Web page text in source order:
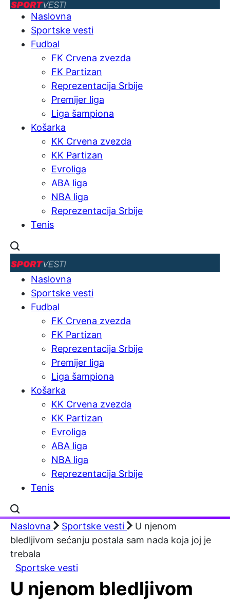
Naslovna
Sportske vesti
Fudbal
FK Crvena zvezda
FK Partizan
Reprezentacija Srbije
Premijer liga
Liga šampiona
Košarka
KK Crvena zvezda
KK Partizan
Evroliga
ABA liga
NBA liga
Reprezentacija Srbije
Tenis
Naslovna
Sportske vesti
Fudbal
FK Crvena zvezda
FK Partizan
Reprezentacija Srbije
Premijer liga
Liga šampiona
Košarka
KK Crvena zvezda
KK Partizan
Evroliga
ABA liga
NBA liga
Reprezentacija Srbije
Tenis
Naslovna Sportske vesti
U njenom
bledljivom sećanju postala sam nada koja joj je
trebala
Sportske vesti
U njenom bledljivom